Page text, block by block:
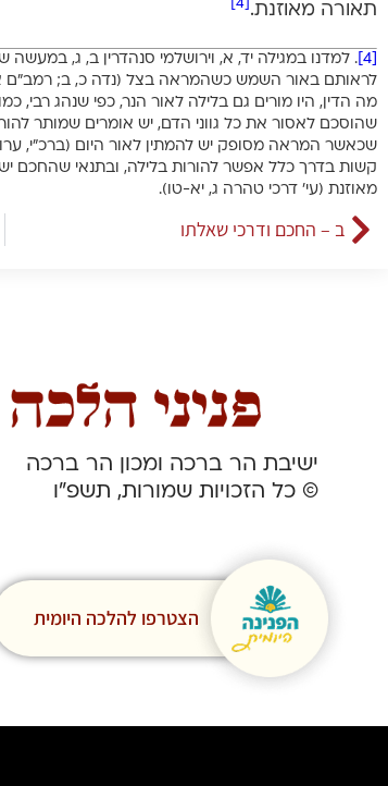
תאורה מאוזנת.
. למדנו במגילה יד, א, וירושלמי סנהדרין ב, ג, במעשה
לראותם באור השמש כשהמראה בצל (נדה כ, ב; רמב”ם
מה הדין, היו מורים גם בלילה לאור הנר, כפי שנהג
שהוסכם לאסור את כל גווני הדם, יש אומרים שמותר
שכאשר המראה מסופק יש להמתין לאור היום (ברכ”י,
קשות בדרך כלל אפשר להורות בלילה, ובתנאי שהחכם
מאוזנת (עי’ דרכי טהרה ג, יא-טו).
ב – החכם ודרכי שאלתו
ישיבת הר ברכה ומכון הר ברכה
© כל הזכויות שמורות, תשפ”ו
הצטרפו להלכה היומית